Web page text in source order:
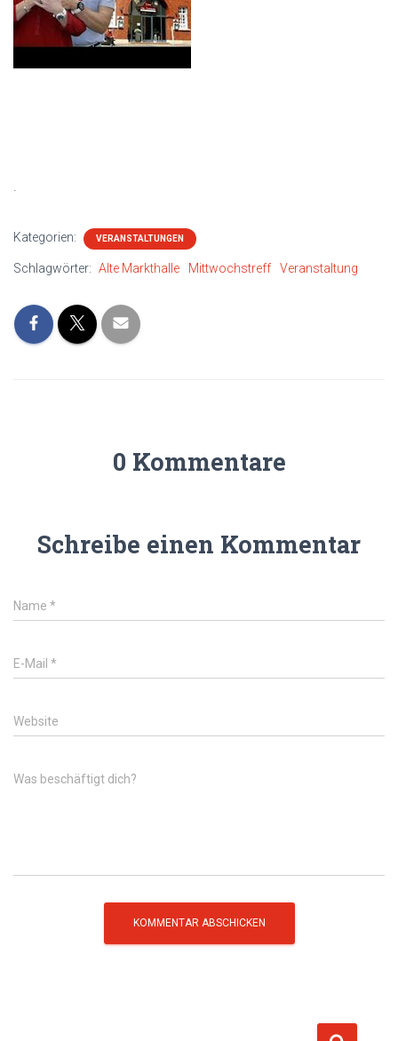
.
Kategorien: VERANSTALTUNGEN
Schlagwörter: Alte Markthalle Mittwochstreff Veranstaltung
0 Kommentare
Schreibe einen Kommentar
Name *
E-Mail *
Website
Was beschäftigt dich?